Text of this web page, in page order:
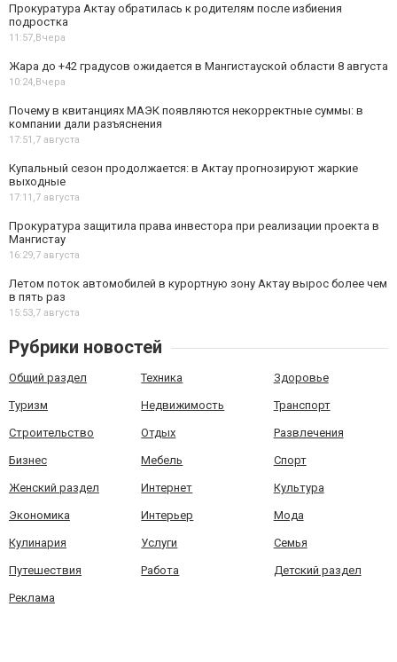
Прокуратура Актау обратилась к родителям после избиения
подростка
11:57, Вчера
Жара до +42 градусов ожидается в Мангистауской области 8 августа
10:24, Вчера
Почему в квитанциях МАЭК появляются некорректные суммы: в
компании дали разъяснения
17:51, 7 августа
Купальный сезон продолжается: в Актау прогнозируют жаркие
выходные
17:11, 7 августа
Прокуратура защитила права инвестора при реализации проекта в
Мангистау
16:29, 7 августа
Летом поток автомобилей в курортную зону Актау вырос более чем
в пять раз
15:53, 7 августа
Рубрики новостей
Общий раздел Техника Здоровье
Туризм Недвижимость Транспорт
Строительство Отдых Развлечения
Бизнес Мебель Спорт
Женский раздел Интернет Культура
Экономика Интерьер Мода
Кулинария Услуги Семья
Путешествия Работа Детский раздел
Реклама